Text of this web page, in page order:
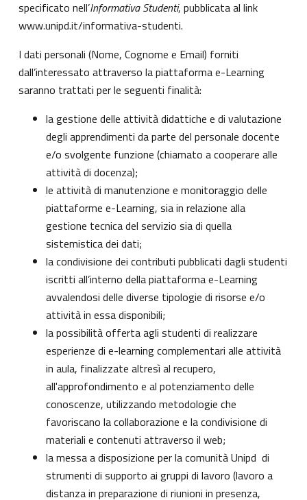
specificato nell’Informativa Studenti, pubblicata al link
www.unipd.it/informativa-studenti.
I dati personali (Nome, Cognome e Email) forniti
dall’interessato attraverso la piattaforma e-Learning
saranno trattati per le seguenti finalità:
la gestione delle attività didattiche e di valutazione
degli apprendimenti da parte del personale docente
e/o svolgente funzione (chiamato a cooperare alle
attività di docenza);
le attività di manutenzione e monitoraggio delle
piattaforme e-Learning, sia in relazione alla
gestione tecnica del servizio sia di quella
sistemistica dei dati;
la condivisione dei contributi pubblicati dagli studenti
iscritti all’interno della piattaforma e-Learning
avvalendosi delle diverse tipologie di risorse e/o
attività in essa disponibili;
la possibilità offerta agli studenti di realizzare
esperienze di e-learning complementari alle attività
in aula, finalizzate altresì al recupero,
all'approfondimento e al potenziamento delle
conoscenze, utilizzando metodologie che
favoriscano la collaborazione e la condivisione di
materiali e contenuti attraverso il web;
la messa a disposizione per la comunità Unipd di
strumenti di supporto ai gruppi di lavoro (lavoro a
distanza in preparazione di riunioni in presenza,